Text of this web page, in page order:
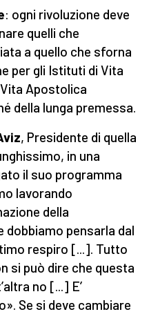
: ogni rivoluzione deve
quelli che
a quello che sforna
per gli Istituti di Vita
Apostolica
della lunga premessa.
, Presidente di quella
in una
il suo programma
lavorando
della
pensarla dal
respiro [...]. Tutto
si può dire che questa
no [...] E’
Se si deve cambiare